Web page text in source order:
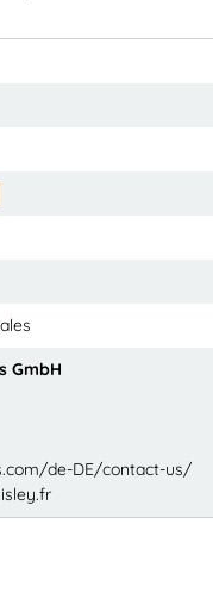
GmbH
de-DE/contact-us/